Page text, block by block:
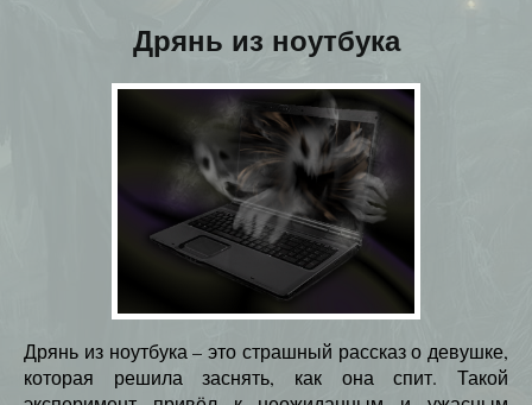
Дрянь из ноутбука
Дрянь из ноутбука – это страшный рассказ о девушке,
которая решила заснять, как она спит. Такой